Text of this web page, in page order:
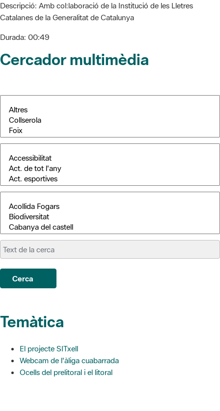
Descripció: Amb col:laboració de la Institució de les Lletres
Catalanes de la Generalitat de Catalunya
Durada: 00:49
Cercador multimèdia
Cerca
Temàtica
El projecte SITxell
Webcam de l'àliga cuabarrada
Ocells del prelitoral i el litoral